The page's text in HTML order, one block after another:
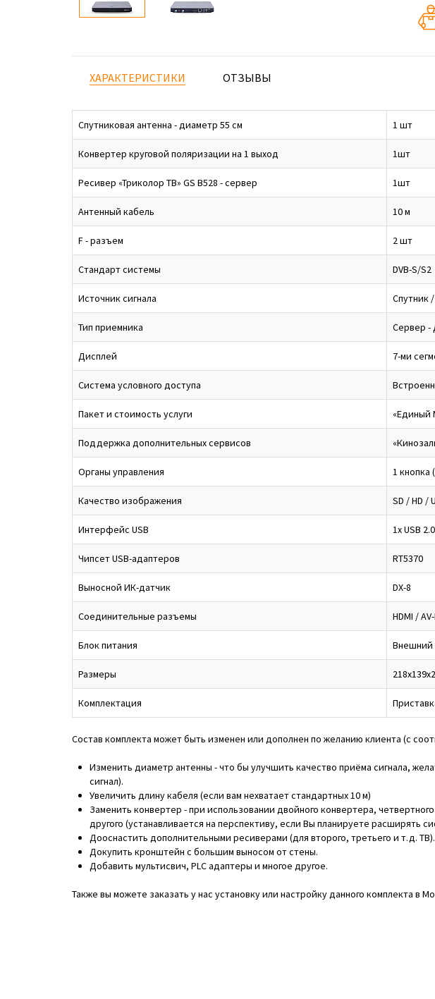
ХАРАКТЕРИСТИКИ ОТЗЫВЫ
Спутниковая антенна - диаметр 55 см 1 шт
Конвертер круговой поляризации на 1 выход 1шт
Ресивер «Триколор ТВ» GS B528 - сервер 1шт
Антенный кабель 10 м
F - разъем 2 шт
Стандарт системы DVB-S/S2
Источник сигнала Спутник
Тип приемника Сервер -
Дисплей 7-ми
Система условного доступа
Пакет и стоимость услуги «Единый
Поддержка дополнительных сервисов
Органы управления 1 кнопка
Качество изображения SD / HD /
Интерфейс USB 1x USB
Чипсет USB-адаптеров RT5370
Выносной ИК-датчик DX-8
Соединительные разъемы HDMI /
Блок питания Внешний
Размеры
Комплектация
Состав комплекта может быть изменен или дополнен по желанию клиента (с
Изменить диаметр антенны - что бы улучшить качество приёма сигнала,
сигнал).
Увеличить длину кабеля (если вам нехватает стандартных 10 м)
Заменить конвертер - при использовании двойного конвертера,
другого (устанавливается на перспективу, если Вы планируете расширять
Дооснастить дополнительными ресиверами (для второго, третьего и т.д. ТВ).
Докупить кронштейн с большим выносом от стены.
Добавить мультисвич, PLC адаптеры и многое другое.
Также вы можете заказать у нас установку или настройку данного комплекта в